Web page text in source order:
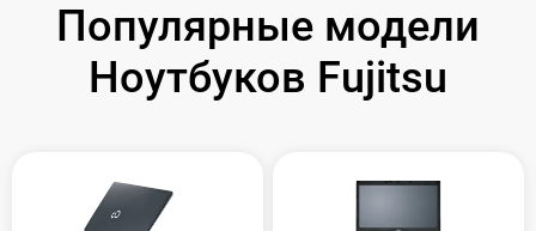
Популярные модели
Ноутбуков Fujitsu